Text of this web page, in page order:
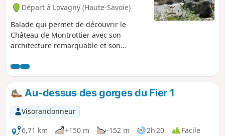
Départ à Lovagny (Haute-Savoie)
Balade qui permet de découvrir le
Château de Montrottier avec son
architecture remarquable et son
puis les berges du Fier, de la « Pierre
aux Fées » à une perte qui s'engouffre
sous la roche sur quelques mètres.
Au-dessus des gorges du Fier 1
Visorandonneur
6,71 km
+150 m -152 m 2h 20
Facile